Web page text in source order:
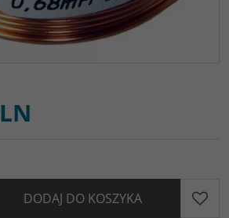
DODAJ DO KOSZYKA